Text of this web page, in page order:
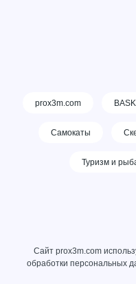
prox3m.com BASK
Самокаты
Туризм и
Сайт prox3m.com
обработки персональных